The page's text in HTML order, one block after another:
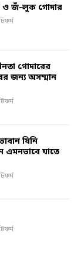
ও জঁ-লুক গোদার
গোদারের
জন্য অসম্মান
যিনি
এমনভাবে যাতে